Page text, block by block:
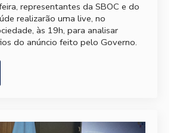
representantes da SBOC e do
realizarão uma live, no
às 19h, para analisar
do anúncio feito pelo Governo.